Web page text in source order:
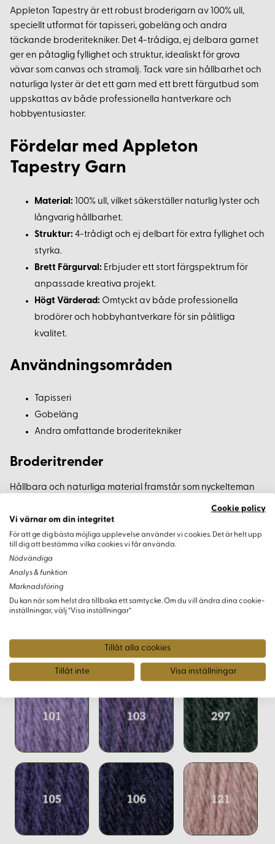
Appleton Tapestry är ett robust broderigarn av 100% ull,
speciellt utformat för tapisseri, gobeläng och andra
täckande broderitekniker. Det 4-trådiga, ej delbara garnet
ger en påtaglig fyllighet och struktur, idealiskt för grova
vävar som canvas och stramalj. Tack vare sin hållbarhet och
naturliga lyster är det ett garn med ett brett färgutbud som
uppskattas av både professionella hantverkare och
hobbyentusiaster.
Fördelar med Appleton
Tapestry Garn
Material: 100% ull, vilket säkerställer naturlig lyster och
långvarig hållbarhet.
Struktur: 4-trådigt och ej delbart för extra fyllighet och
styrka.
Brett Färgurval: Erbjuder ett stort färgspektrum för
anpassade kreativa projekt.
Högt Värderad: Omtyckt av både professionella
brodörer och hobbyhantverkare för sin pålitliga
kvalitet.
Användningsområden
Tapisseri
Gobeläng
Andra omfattande broderitekniker
Broderitrender
Hållbara och naturliga material framstår som nyckelteman
fullständiga ullkomposition, är en korrekt återspegling av
dessa trender genom att erbjuda både estetiskt tilltalande
resultat och miljömedvetna alternativ. Det omfattande
färgurvalet och den beprövade kvaliteten gör garnet
idealiskt för skapare som strävar efter att väva
exceptionella, hållbara konstverk.
Varianter
Cookie policy
Vi värnar om din integritet
För att ge dig bästa möjliga upplevelse använder vi cookies. Det är helt upp
till dig att bestämma vilka cookies vi får använda.
Nödvändiga
Analys & funktion
Marknadsföring
Du kan när som helst dra tillbaka ett samtycke. Om du vill ändra dina cookie-
inställningar, välj “Visa inställningar”
Tillåt alla cookies
Tillåt inte Visa inställningar